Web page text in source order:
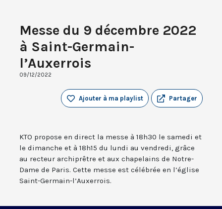
Messe du 9 décembre 2022
à Saint-Germain-
l’Auxerrois
09/12/2022
Partager
Ajouter à ma playlist
KTO propose en direct la messe à 18h30 le samedi et
le dimanche et à 18h15 du lundi au vendredi, grâce
au recteur archiprêtre et aux chapelains de Notre-
Dame de Paris. Cette messe est célébrée en l’église
Saint-Germain-l’Auxerrois.